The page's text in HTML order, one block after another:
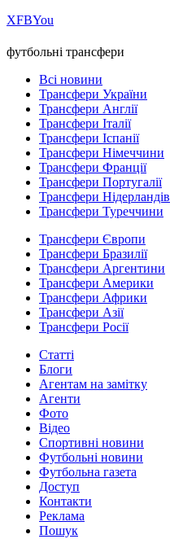
ХFBYou
футбольні трансфери
Всі новини
Трансфери України
Трансфери Англії
Трансфери Італії
Трансфери Іспанії
Трансфери Німеччини
Трансфери Франції
Трансфери Португалії
Трансфери Нідерландів
Трансфери Туреччини
Трансфери Європи
Трансфери Бразилії
Трансфери Аргентини
Трансфери Америки
Трансфери Африки
Трансфери Азії
Трансфери Росії
Статті
Блоги
Агентам на замітку
Агенти
Фото
Відео
Спортивні новини
Футбольні новини
Футбольна газета
Доступ
Контакти
Реклама
Пошук